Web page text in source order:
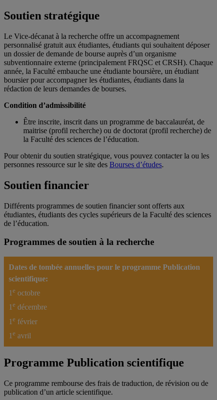
Soutien stratégique
Le Vice-décanat à la recherche offre un accompagnement
personnalisé gratuit aux étudiantes, étudiants qui souhaitent déposer
un dossier de demande de bourse auprès d’un organisme
subventionnaire externe (principalement FRQSC et CRSH). Chaque
année, la Faculté embauche une étudiante boursière, un étudiant
boursier pour accompagner les étudiantes, étudiants dans la
rédaction de leurs demandes de bourses.
Condition d’admissibilité
Être inscrite, inscrit dans un programme de baccalauréat, de
maitrise (profil recherche) ou de doctorat (profil recherche) de
la Faculté des sciences de l’éducation.
Pour obtenir du soutien stratégique, vous pouvez contacter la ou les
personnes ressource sur le site des Bourses d’études.
Soutien financier
Différents programmes de soutien financier sont offerts aux
étudiantes, étudiants des cycles supérieurs de la Faculté des sciences
de l’éducation.
Programmes de soutien à la recherche
Dates de tombée annuelles pour le programme Publication
scientifique:
1e octobre
1e décembre
1 e février
1e avril
Programme Publication scientifique
Ce programme rembourse des frais de traduction, de révision ou de
publication d’un article scientifique.